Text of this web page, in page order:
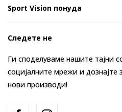
Sport Vision понуда
Следете не
Ги споделуваме нашите тајни
социјалните мрежи и
нови производи!